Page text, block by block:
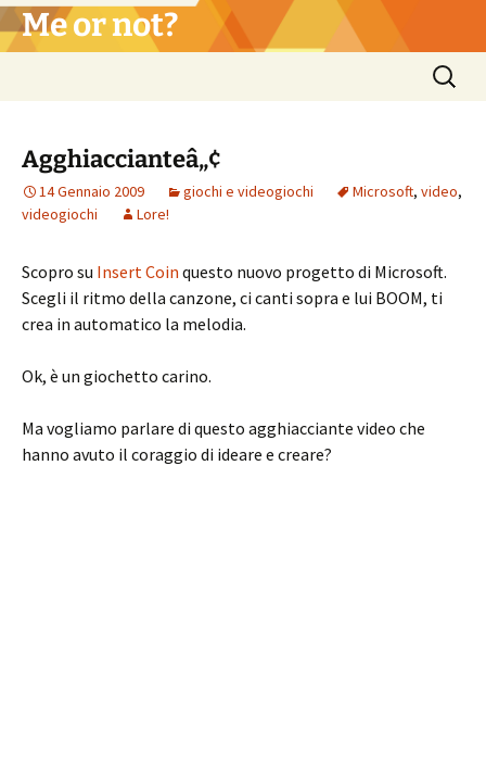
Vai
al Me or not?
Ricerca
per:
Agghiaccianteâ„¢
14 Gennaio 2009 giochi e videogiochi Microsoft, video,
videogiochi
Lore!
Scopro su Insert Coin questo nuovo progetto di Microsoft.
Scegli il ritmo della canzone, ci canti sopra e lui BOOM, ti
crea in automatico la melodia.
Ok, è un giochetto carino.
Ma vogliamo parlare di questo agghiacciante video che
hanno avuto il coraggio di ideare e creare?